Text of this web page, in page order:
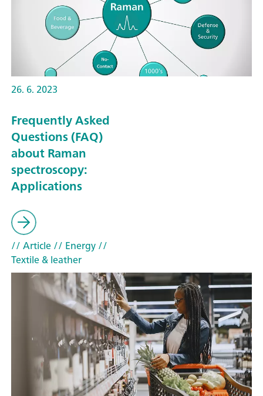
26. 6. 2023
Frequently Asked
Questions (FAQ)
about Raman
spectroscopy:
Applications
// Article// Energy//
Textile & leather